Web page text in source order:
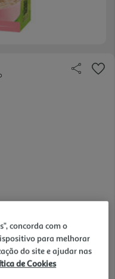
concorda com o
para melhorar
do site e ajudar nas
de Cookies